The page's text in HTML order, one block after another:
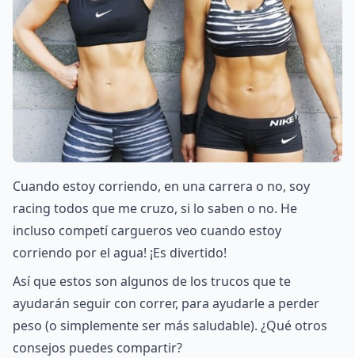
Cuando estoy corriendo, en una carrera o no, soy
racing todos que me cruzo, si lo saben o no. He
incluso competí cargueros veo cuando estoy
corriendo por el agua! ¡Es divertido!
Así que estos son algunos de los trucos que te
ayudarán seguir con correr, para ayudarle a perder
peso (o simplemente ser más saludable). ¿Qué otros
consejos puedes compartir?